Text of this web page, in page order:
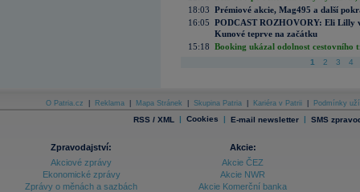
18:03 Prémiové akcie, Mag495 a další
16:05 PODCAST ROZHOVORY: Eli Lilly
Kunové teprve na začátku
15:18 Booking ukázal odolnost cestovního
1 2 3 4
O Patria.cz Reklama Mapa Stránek Skupina Patria Kariéra v Patrii Podmínky
RSS / XML | Cookies | E-mail newsletter | SMS
Zpravodajství:
Akciové zprávy
Ekonomické zprávy
Zprávy o měnách a sazbách
Akcie:
Akcie ČEZ
Akcie NWR
Akcie Komerční banka